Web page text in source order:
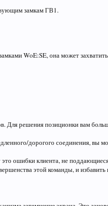
замкам ГВ1.
WoE:SE, она может
Для решения позиционки вам
дорогого соединения, вы
это ошибки клиента, не
этой команды, и избавить